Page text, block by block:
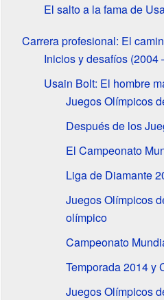
El salto a la fama de
Carrera profesional: El
Inicios y desafíos (2004
Usain Bolt: El hombre
Juegos Olímpicos
Después de los
El Campeonato
Liga de Diamante
Juegos Olímpicos
olímpico
Campeonato
Temporada 2014 y
Juegos Olímpicos